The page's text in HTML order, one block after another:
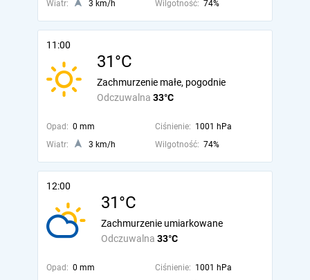
Wiatr:
3 km/h Wilgotność: 74%
11:00
31°C
Odczuwalna 33°C
Zachmurzenie małe, pogodnie
Opad: 0 mm Ciśnienie: 1001 hPa
Wiatr:
3 km/h Wilgotność: 74%
12:00
31°C
Odczuwalna 33°C
Zachmurzenie umiarkowane
Opad: 0 mm Ciśnienie: 1001 hPa